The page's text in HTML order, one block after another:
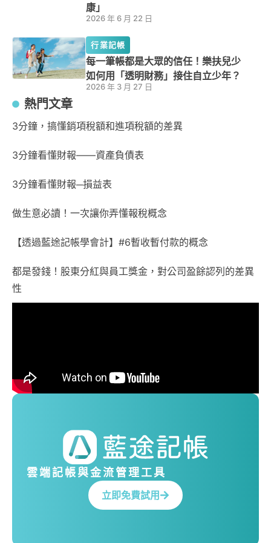
康」
2026 年 6 月 22 日
行業記帳
每一筆帳都是大眾的信任！樂扶兒少
如何用「透明財務」接住自立少年？
2026 年 3 月 27 日
熱門文章
3分鐘，搞懂銷項稅額和進項稅額的差異
3分鐘看懂財報——資產負債表
3分鐘看懂財報─損益表
做生意必讀！一次讓你弄懂報稅概念
【透過藍途記帳學會計】#6暫收暫付款的概念
都是發錢！股東分紅與員工獎金，對公司盈餘認列的差異
性
雲端記帳與金流管理工具
立即免費試用